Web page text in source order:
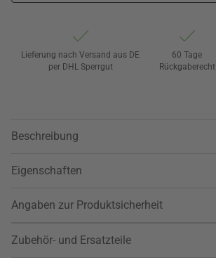
Lieferung nach Versand aus DE
per DHL Sperrgut
60 Tage
Rückgaberecht
Beschreibung
Eigenschaften
Angaben zur Produktsicherheit
Zubehör- und Ersatzteile